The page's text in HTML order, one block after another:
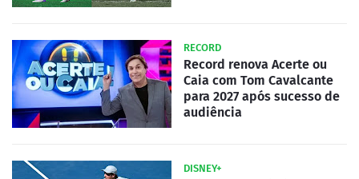
RECORD
Record renova Acerte ou
Caia com Tom Cavalcante
para 2027 após sucesso de
audiência
DISNEY+